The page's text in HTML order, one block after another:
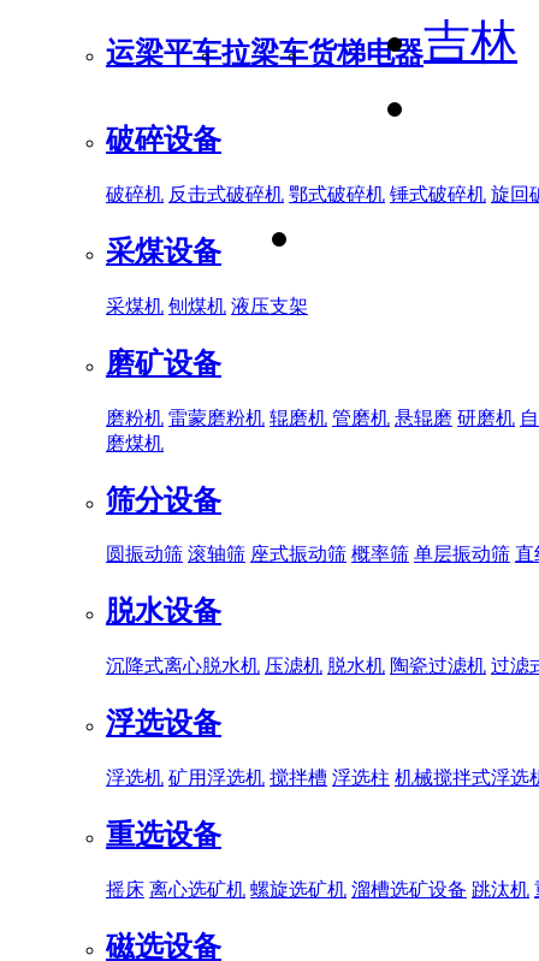
运梁平车拉梁车货梯电器
破碎设备
破碎机 反击式破碎机 鄂式破碎机 锤式破碎机 旋回
采煤设备
采煤机 刨煤机 液压支架
磨矿设备
磨粉机 雷蒙磨粉机 辊磨机 管磨机 悬辊磨 研磨机
磨煤机
筛分设备
圆振动筛 滚轴筛 座式振动筛 概率筛 单层振动筛 直
脱水设备
沉降式离心脱水机 压滤机 脱水机 陶瓷过滤机 过滤
浮选设备
浮选机 矿用浮选机 搅拌槽 浮选柱 机械搅拌式浮选
重选设备
摇床 离心选矿机 螺旋选矿机 溜槽选矿设备 跳汰机
磁选设备
吉林